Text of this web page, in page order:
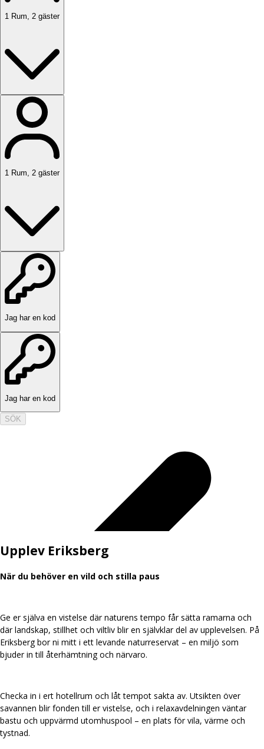
1 Rum, 2 gäster
1 Rum, 2 gäster
Jag har en kod
Jag har en kod
SÖK
Upplev Eriksberg
När du behöver en vild och stilla paus
Ge er själva en vistelse där naturens tempo får sätta ramarna och
där landskap, stillhet och viltliv blir en självklar del av upplevelsen. På
Eriksberg bor ni mitt i ett levande naturreservat – en miljö som
bjuder in till återhämtning och närvaro.
Checka in i ert hotellrum och låt tempot sakta av. Utsikten över
savannen blir fonden till er vistelse, och i relaxavdelningen väntar
bastu och uppvärmd utomhuspool – en plats för vila, värme och
tystnad.